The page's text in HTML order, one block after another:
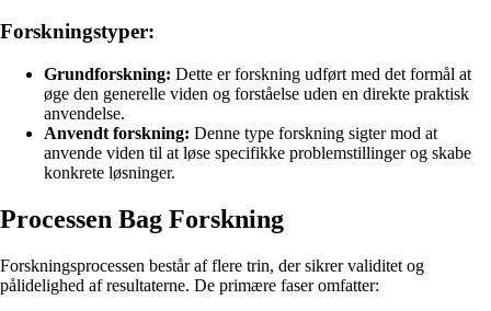
Forskningstyper:
Grundforskning: Dette er forskning udført med det formål at
øge den generelle viden og forståelse uden en direkte praktisk
anvendelse.
Anvendt forskning: Denne type forskning sigter mod at
anvende viden til at løse specifikke problemstillinger og skabe
konkrete løsninger.
Processen Bag Forskning
Forskningsprocessen består af flere trin, der sikrer validitet og
pålidelighed af resultaterne. De primære faser omfatter: